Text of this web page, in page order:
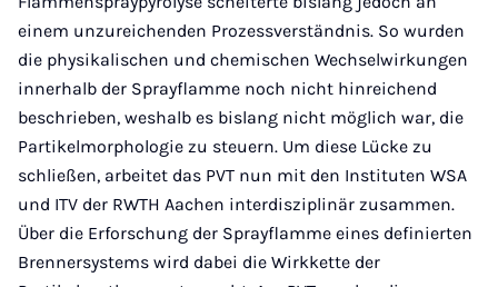
einem unzureichenden Prozessverständnis. So wurden
die physikalischen und chemischen Wechselwirkungen
innerhalb der Sprayflamme noch nicht hinreichend
beschrieben, weshalb es bislang nicht möglich war, die
Partikelmorphologie zu steuern. Um diese Lücke zu
schließen, arbeitet das PVT nun mit den Instituten WSA
und ITV der RWTH Aachen interdisziplinär zusammen.
Über die Erforschung der Sprayflamme eines definierten
Brennersystems wird dabei die Wirkkette der